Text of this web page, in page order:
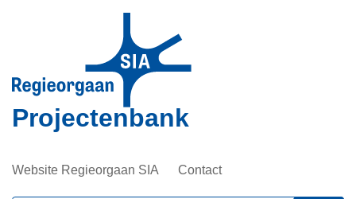
de
inhoud
gaan
Projectenbank
Website Regieorgaan SIA Contact